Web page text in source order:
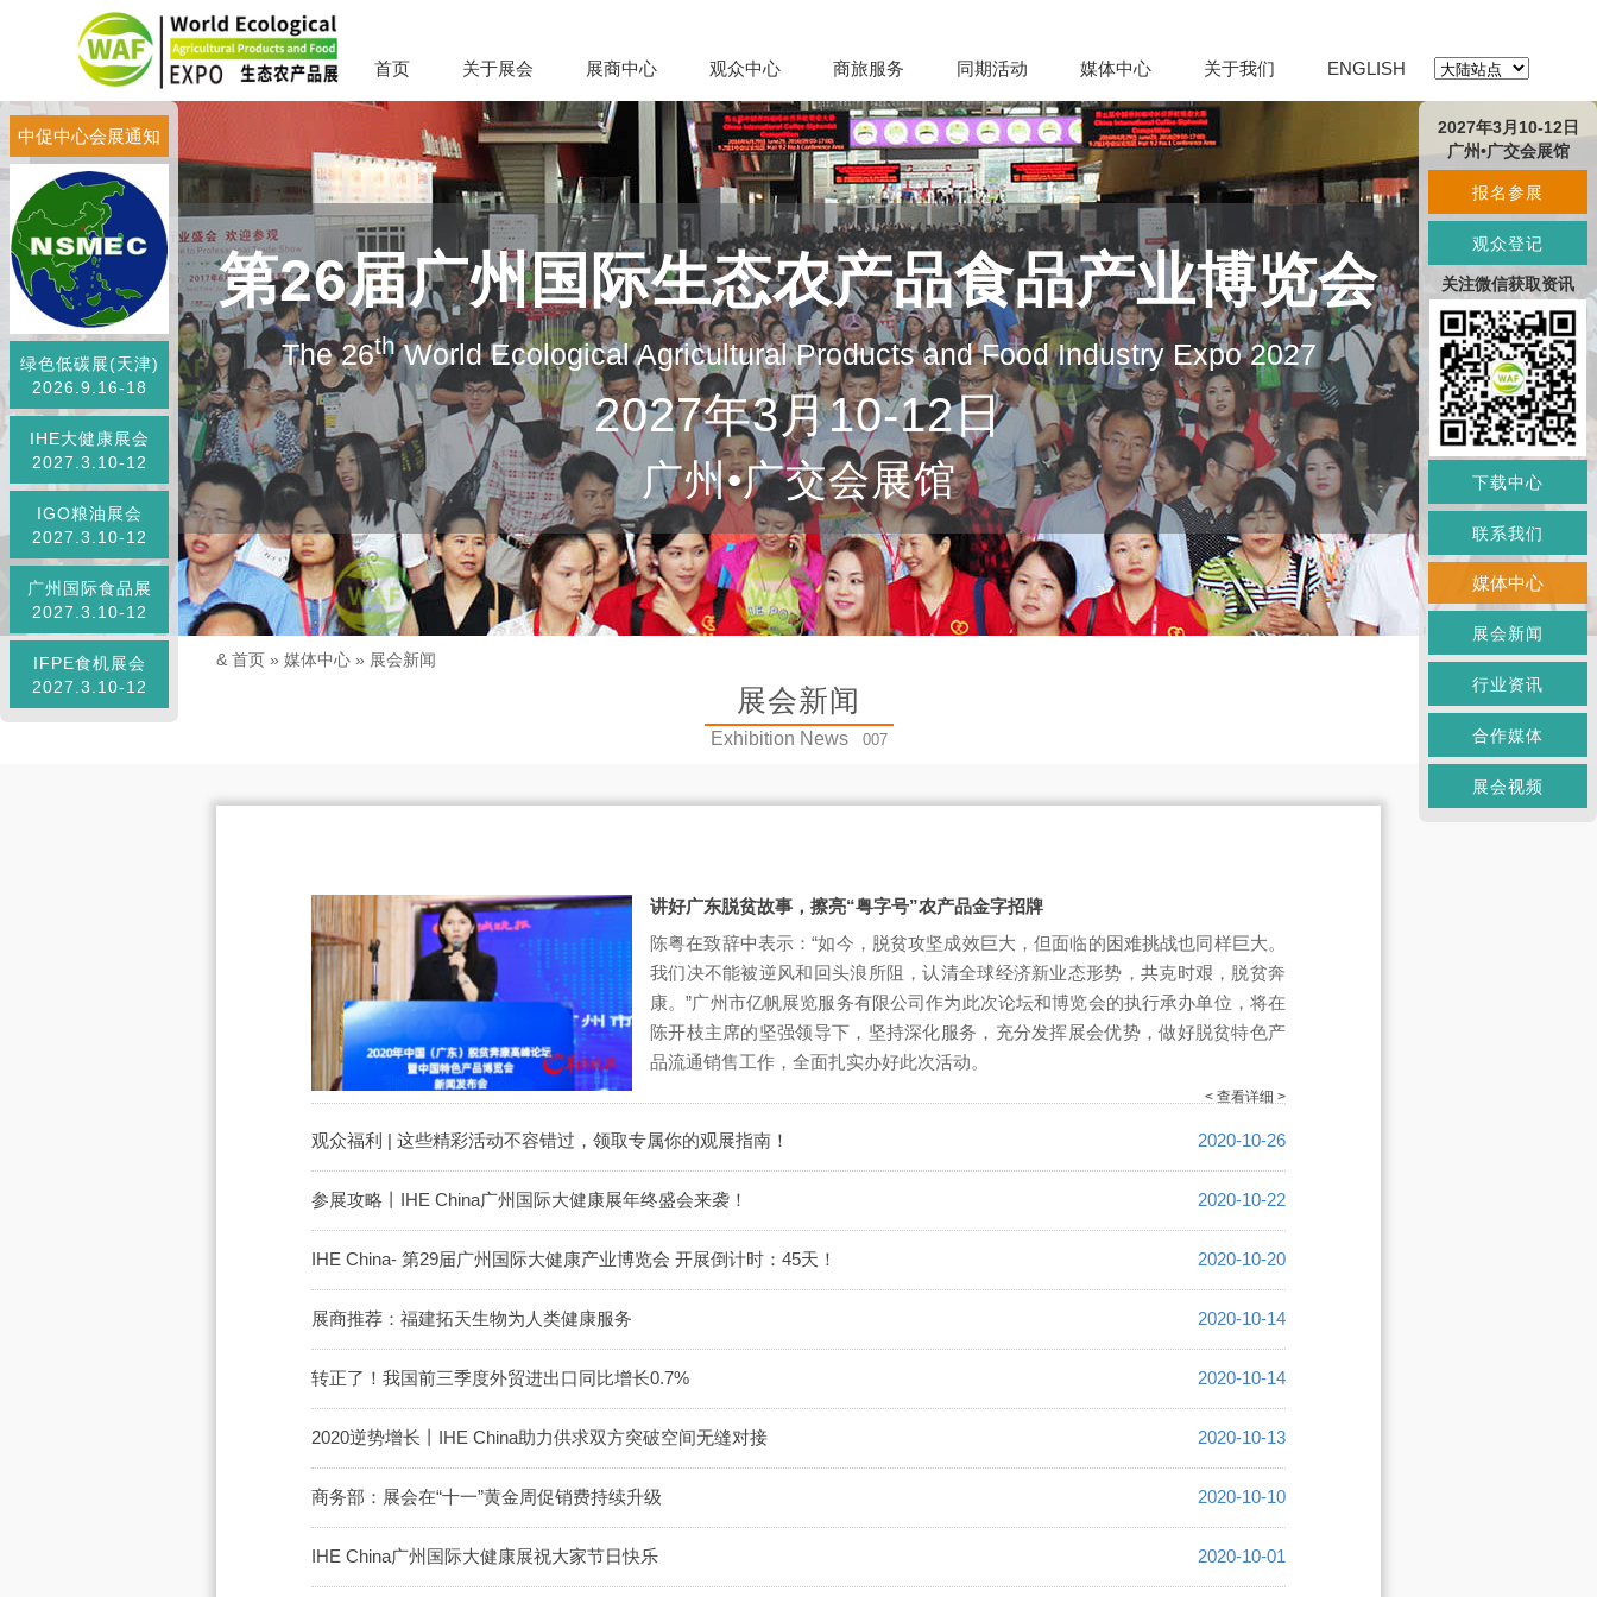
首页 关于展会 展商中心 观众中心 商旅服务 同期活动 媒体中心 关于我们 ENGLISH
第26届广州国际生态农产品食品产业博览会
The 26thWorld Ecological Agricultural Products and Food Industry Expo 2027
2027年3月10-12日
广州•广交会展馆
中促中心会展通知
绿色低碳展(天津)
2026.9.16-18
IHE大健康展会
2027.3.10-12
IGO粮油展会
2027.3.10-12
广州国际食品展
2027.3.10-12
IFPE食机展会
2027.3.10-12
& 首页 » 媒体中心 » 展会新闻
展会新闻
Exhibition News 007
讲好广东脱贫故事，擦亮“粤字号”农产品金字招牌
陈粤在致辞中表示：“如今，脱贫攻坚成效巨大，但面临的困难挑战也同样巨大。
我们决不能被逆风和回头浪所阻，认清全球经济新业态形势，共克时艰，脱贫奔
康。”广州市亿帆展览服务有限公司作为此次论坛和博览会的执行承办单位，将在
陈开枝主席的坚强领导下，坚持深化服务，充分发挥展会优势，做好脱贫特色产
品流通销售工作，全面扎实办好此次活动。
< 查看详细 >
观众福利 | 这些精彩活动不容错过，领取专属你的观展指南！ 2020-10-26
参展攻略丨IHE China广州国际大健康展年终盛会来袭！ 2020-10-22
IHE China- 第29届广州国际大健康产业博览会 开展倒计时：45天！ 2020-10-20
展商推荐：福建拓天生物为人类健康服务 2020-10-14
转正了！我国前三季度外贸进出口同比增长0.7% 2020-10-14
2020逆势增长丨IHE China助力供求双方突破空间无缝对接 2020-10-13
商务部：展会在“十一”黄金周促销费持续升级 2020-10-10
IHE China广州国际大健康展祝大家节日快乐 2020-10-01
2027年3月10-12日
广州•广交会展馆
报名参展
观众登记
关注微信获取资讯
下载中心
联系我们
媒体中心
展会新闻
行业资讯
合作媒体
展会视频